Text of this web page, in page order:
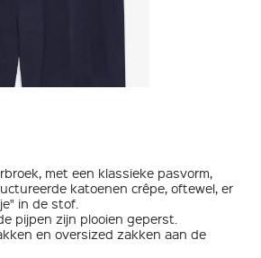
met een klassieke pasvorm,
katoenen crêpe, oftewel, er
in de stof.
pijpen zijn plooien geperst.
en oversized zakken aan de